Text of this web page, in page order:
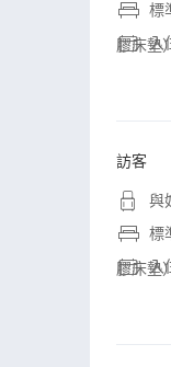
標
膠床墊
入
訪客
與
標
膠床墊
入